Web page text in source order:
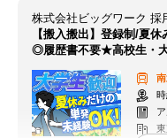
【搬入搬出】登録制/夏
◎履歴書不要★高校生・大